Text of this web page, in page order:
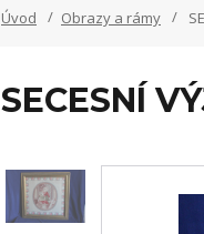
Úvod Obrazy a rámy
SECESNÍ